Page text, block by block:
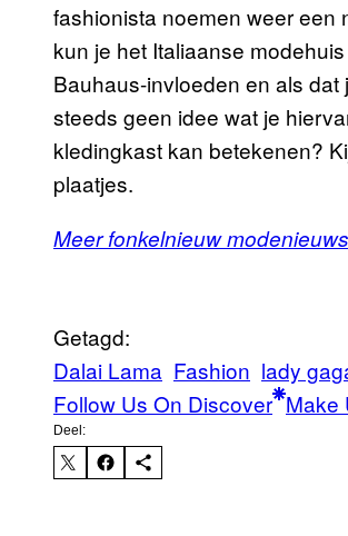
fashionista noemen weer een
kun je het Italiaanse
Bauhaus-invloeden en als
steeds geen idee wat je
kledingkast kan betekenen?
plaatjes.
Meer fonkelnieuw modenieuws
Getagd:
Dalai Lama Fashion lady
Follow Us On Discover Make
Deel: